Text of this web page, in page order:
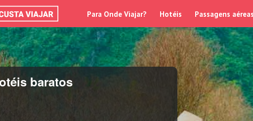
Para Onde Viajar? Hotéis Passagens
baratos